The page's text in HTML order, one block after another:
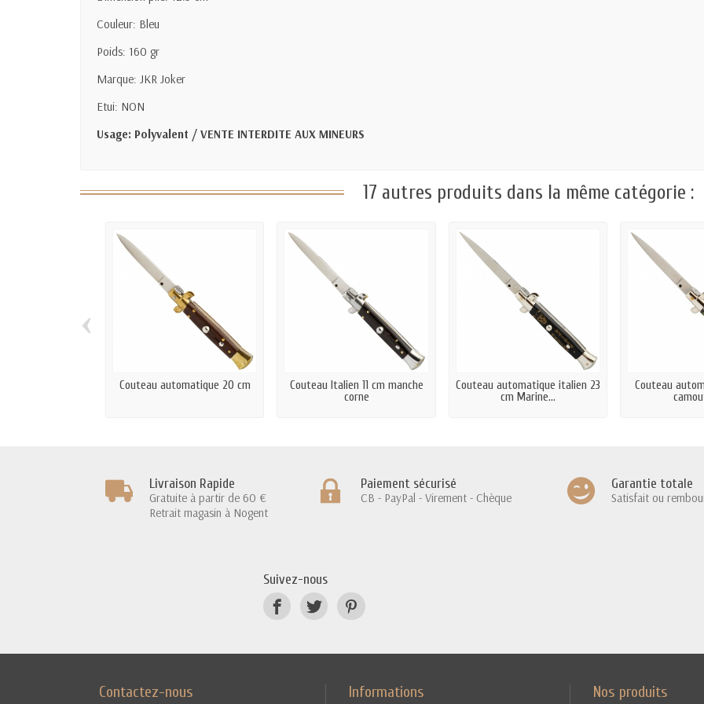
Couleur: Bleu
Poids: 160 gr
Marque: JKR Joker
Etui: NON
Usage: Polyvalent / VENTE INTERDITE AUX MINEURS
17 autres produits dans la même catégorie :
Couteau automatique 20 cm
Couteau Italien 11 cm manche
corne
Couteau automatique italien 23
cm Marine...
Couteau
‹
Livraison Rapide
Gratuite à partir de 60 €
Retrait magasin à Nogent
Paiement sécurisé
CB - PayPal - Virement - Chèque
Garantie totale
Satisfait ou
Suivez-nous
Contactez-nous Informations Nos produits